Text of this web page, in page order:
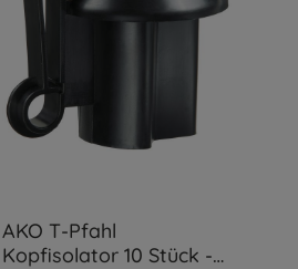
AKO T-Pfahl
Kopfisolator 10 Stück -